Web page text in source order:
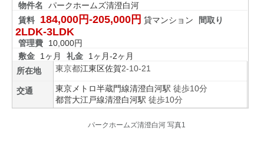
物件名
パークホームズ清澄白河
賃料
184,000円-205,000円 貸マンション 間取り
2LDK-3LDK
管理費
10,000円
敷金
1ヶ月 礼金
1ヶ月-2ヶ月
所在地
東京都江東区佐賀2-10-21
交通 東京メトロ半蔵門線清澄白河駅 徒歩10分
都営大江戸線清澄白河駅 徒歩10分